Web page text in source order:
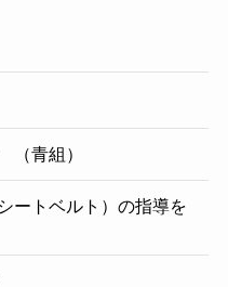
青組）
ートベルト）の指導を